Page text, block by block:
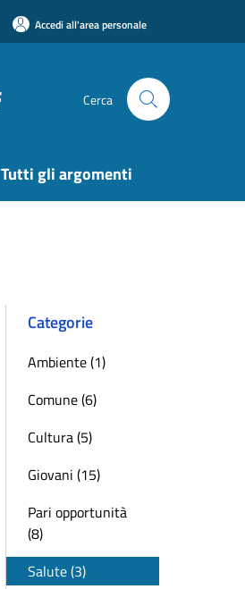
Accedi all'area personale
Cerca
Tutti gli argomenti
Categorie
Ambiente (1)
Comune (6)
Cultura (5)
Giovani (15)
Pari opportunità
(8)
Salute (3)